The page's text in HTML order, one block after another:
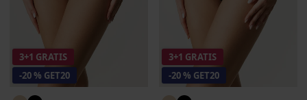
3+1 GRATIS
-20 % GET20
3+1 GRATIS
-20 % GET20